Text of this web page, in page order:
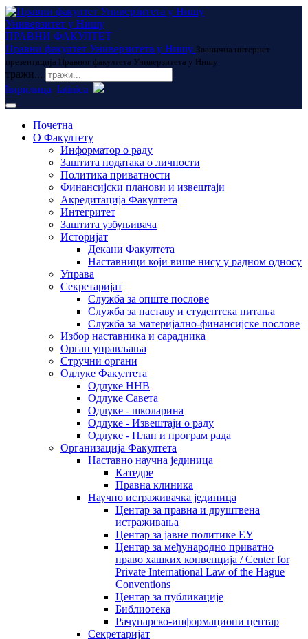
Универзитет у Нишу
ПРАВНИ ФАКУЛТЕТ
Правни факултет Универзитета у Нишу Званична интернет
презентација Правног факултета Универзитета у Нишу
тражи...
ћирилица latinica
Почетна
О Факултету
Информатор о раду
Заштита података о личности
Политика приватности
Финансијски планови и извештаји
Акредитација Факултета
Интегритет
Заштита узбуњивача
Историјат
Декани Факултета
Наставници који више нису у радном односу
Управа
Секретаријат
Служба за опште послове
Служба за наставу и студентска питања
Служба за материјално-финансијске послове
Избор наставника и сарадника
Oрган управљања
Стручни органи
Одлуке Факултета
Одлуке ННВ
Одлуке Савета
Одлуке - школарина
Одлуке - Извештаји о раду
Одлуке - План и програм рада
Организација Факултета
Наставно научна јединица
Катедре
Правна клиника
Научно истраживачка јединица
Центар за правна и друштвена
истраживања
Центар за јавне политике ЕУ
Центар за међународно приватно
право хашких конвенција / Center for
Private International Law of the Hague
Conventions
Центар за публикације
Библиотека
Рачунарско-информациони центар
Секретаријат